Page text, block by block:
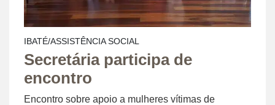
IBATÉ/ASSISTÊNCIA SOCIAL
Secretária participa de
encontro
Encontro sobre apoio a mulheres vítimas de